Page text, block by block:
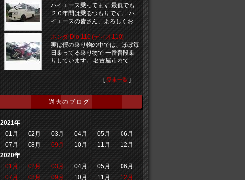
ハイエース乗ってます 最低でも
２０年間は乗るつもりです。 ハ
イエースの皆さん、よろしくお ...
ホンダ Dio 110 (ディオ110)
実は僕の乗り物の中では、ほぼ毎
日乗ってる乗り物で 一番普段乗
りしています。 名古屋市内で ...
[愛車一覧 ]
過去のブログ
2021年
01月
02月 03月 04月 05月
06月
07月
08月 09月 10月 11月
12月
2020年
01月
02月 03月 04月 05月
06月
07月
08月 09月 10月 11月
12月